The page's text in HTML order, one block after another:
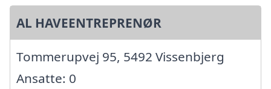
AL HAVEENTREPRENØR
Tommerupvej 95, 5492 Vissenbjerg
Ansatte: 0